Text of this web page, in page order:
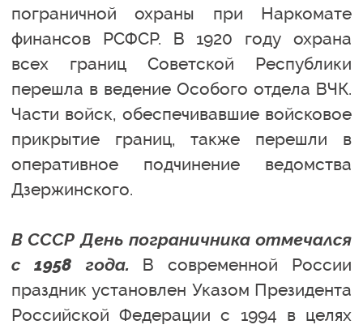
пограничной охраны при Наркомате
финансов РСФСР. В 1920 году охрана
всех границ Советской Республики
перешла в ведение Особого отдела ВЧК.
Части войск, обеспечивавшие войсковое
прикрытие границ, также перешли в
оперативное подчинение ведомства
Дзержинского.
В СССР День пограничника отмечался
с 1958 года. В современной России
праздник установлен Указом Президента
Российской Федерации с 1994 в целях